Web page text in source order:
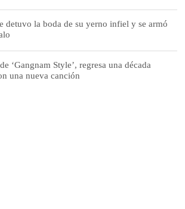
detuvo la boda de su yerno infiel y se armó
‘Gangnam Style’, regresa una década
una nueva canción